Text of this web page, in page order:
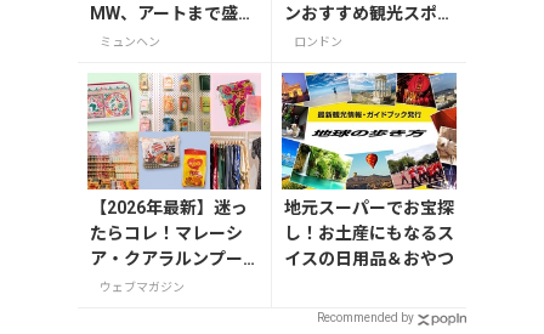
MW、アートまで盛り
だくさん
ミュンヘン
ンおすすめ観光スポッ
ト3つ！
ロンドン
【2026年最新】迷っ
たらコレ！マレーシ
ア・クアラルンプー
ルで絶対買いたいお
ウェブマガジン
地元スーパーでお宝探
し！お土産にもなるス
イスの日用品＆おやつ
Recommended by